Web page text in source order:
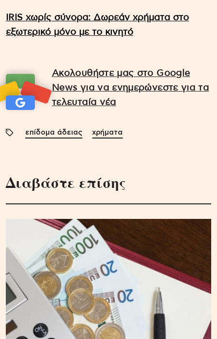
IRIS χωρίς σύνορα: Δωρεάν χρήματα στο
εξωτερικό μόνο με το κινητό
Ακολουθήστε μας στο Google
News για να ενημερώνεστε για τα
τελευταία νέα
επίδομα άδειας χρήματα
Διαβάστε επίσης